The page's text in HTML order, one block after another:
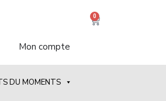
Mon compte
0
DU MOMENTS